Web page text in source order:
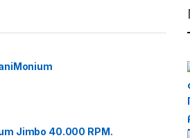
Jimbo 40.000 RPM.